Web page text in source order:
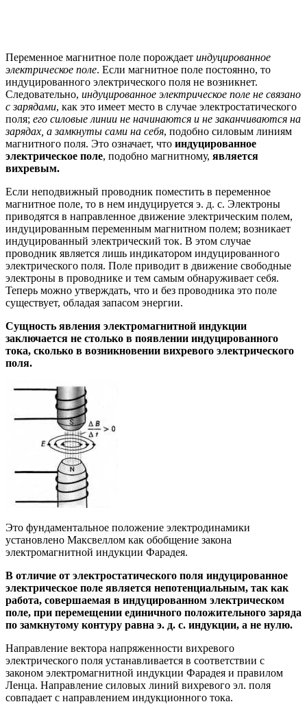
Переменное магнитное поле порождает инду­цированное
электрическое поле. Если магнитное поле постоянно, то
индуцированного электрического поля не возникнет.
Следовательно, индуцированное электрическое поле не связано
с зарядами, как это имеет место в случае электростатического
поля; его силовые линии не начинаются и не заканчиваются на
зарядах, а замкнуты сами на себя, подобно силовым линиям
магнитного поля. Это означает, что индуцированное
электрическое поле, подобно магнитному, является
вихревым.
Если неподвижный проводник поместить в переменное
магнитное поле, то в нем индуцируется э. д. с. Электроны
приводятся в направленное движение электрическим полем,
индуцированным переменным магнитном полем; возни­кает
индуцированный электрический ток. В этом случае
проводник является лишь индикатором индуцированного
электрического поля. Поле приводит в движение свободные
электроны в проводнике и тем самым обнаруживает себя.
Теперь можно утверждать, что и без проводника это поле
существует, обладая запасом энергии.
Сущность явления электромагнитной индукции
заключается не столько в появлении индуцированного
тока, сколько в возникновении вихревого электрического
поля.
Это фундаментальное положение электродинамики
установлено Максвел­лом как обобщение закона
электромагнитной индукции Фарадея.
В отличие от электростатического поля индуцированное
электрическое поле является непотенциальным, так как
работа, совершаемая в индуцированном электрическом
поле, при перемещении единичного положительного заряда
по замкнутому контуру равна э. д. с. индукции, а не нулю.
Направление вектора напряженности вихревого
электрического поля устанавливается в соответствии с
законом электромагнитной индукции Фарадея и правилом
Ленца. Направление силовых линий вихревого эл. поля
совпадает с направлением индукционного тока.